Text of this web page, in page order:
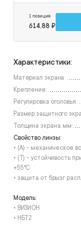
1 позиция
614,88 ₽
Характеристики:
Материал экрана:
Крепление:
Регулировка оголовья:
Размер защитного
Толщина экрана, мм:
Свойство линзы:
• (А) - механическое
• (T) - устойчивость
+55°С
• защита от брызг
Модель:
• ВИЗИОН
• НБТ2